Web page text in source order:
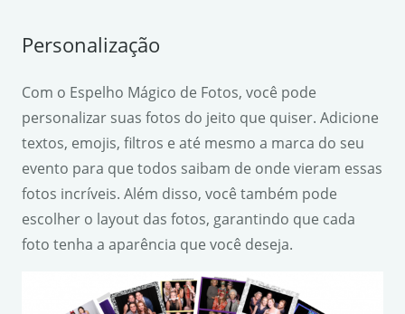
Personalização
Com o Espelho Mágico de Fotos, você pode
personalizar suas fotos do jeito que quiser. Adicione
textos, emojis, filtros e até mesmo a marca do seu
evento para que todos saibam de onde vieram essas
fotos incríveis. Além disso, você também pode
escolher o layout das fotos, garantindo que cada
foto tenha a aparência que você deseja.